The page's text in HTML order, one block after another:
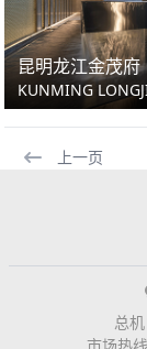
昆明龙江金茂府
KUNMING
上一页
总